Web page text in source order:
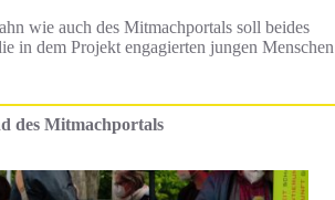
wie auch des Mitmachportals soll beides
in dem Projekt engagierten jungen Menschen
des Mitmachportals